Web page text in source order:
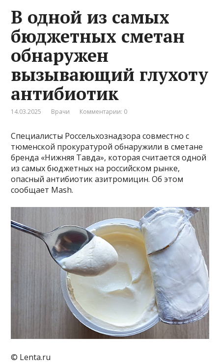
В одной из самых
бюджетных сметан
обнаружен
вызывающий глухоту
антибиотик
14.03.2025 Врачи Комментарии: 0
Специалисты Россельхознадзора совместно с
тюменской прокуратурой обнаружили в сметане
бренда «Нижняя Тавда», которая считается одной
из самых бюджетных на российском рынке,
опасный антибиотик азитромицин. Об этом
сообщает Mash.
© Lenta.ru